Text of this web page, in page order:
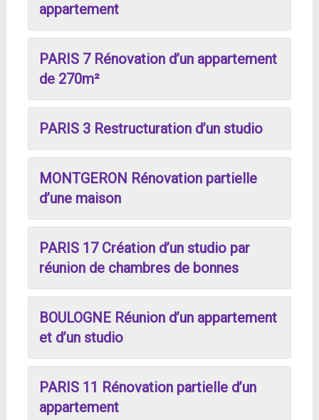
appartement
PARIS 7 Rénovation d’un appartement
de 270m²
PARIS 3 Restructuration d’un studio
MONTGERON Rénovation partielle
d’une maison
PARIS 17 Création d’un studio par
réunion de chambres de bonnes
BOULOGNE Réunion d’un appartement
et d’un studio
PARIS 11 Rénovation partielle d’un
appartement